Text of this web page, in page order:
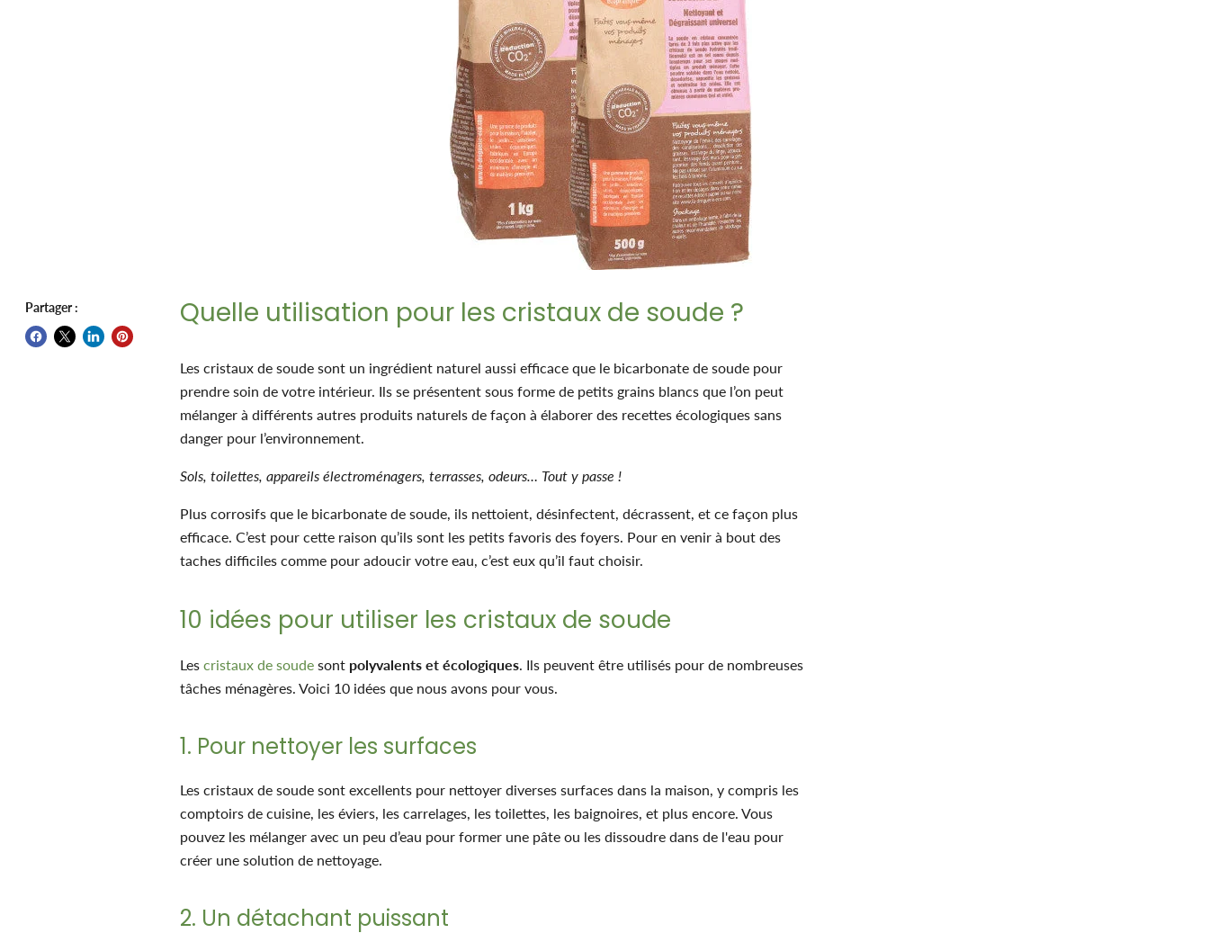
Partager : Quelle utilisation pour les cristaux de soude ?
Les cristaux de soude sont un ingrédient naturel aussi efficace que le bicarbonate de soude pour
prendre soin de votre intérieur. Ils se présentent sous forme de petits grains blancs que l’on peut
mélanger à différents autres produits naturels de façon à élaborer des recettes écologiques sans
danger pour l’environnement.
Sols, toilettes, appareils électroménagers, terrasses, odeurs… Tout y passe !
Plus corrosifs que le bicarbonate de soude, ils nettoient, désinfectent, décrassent, et ce façon plus
efficace. C’est pour cette raison qu’ils sont les petits favoris des foyers. Pour en venir à bout des
taches difficiles comme pour adoucir votre eau, c’est eux qu’il faut choisir.
10 idées pour utiliser les cristaux de soude
Les cristaux de soudesont polyvalents et écologiques. Ils peuvent être utilisés pour de nombreuses
tâches ménagères. Voici 10 idées que nous avons pour vous.
1. Pour nettoyer les surfaces
Les cristaux de soude sont excellents pour nettoyer diverses surfaces dans la maison, y compris les
comptoirs de cuisine, les éviers, les carrelages, les toilettes, les baignoires, et plus encore. Vous
pouvez les mélanger avec un peu d’eau pour former une pâte ou les dissoudre dans de l'eau pour
créer une solution de nettoyage.
2. Un détachant puissant